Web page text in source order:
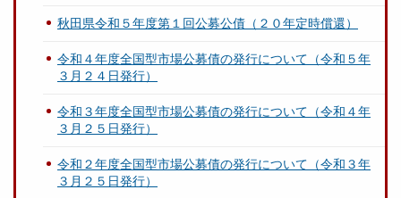
秋田県令和５年度第１回公募公債（２０年定時償還）
令和４年度全国型市場公募債の発行について（令和５年
３月２４日発行）
令和３年度全国型市場公募債の発行について（令和４年
３月２５日発行）
令和２年度全国型市場公募債の発行について（令和３年
３月２５日発行）